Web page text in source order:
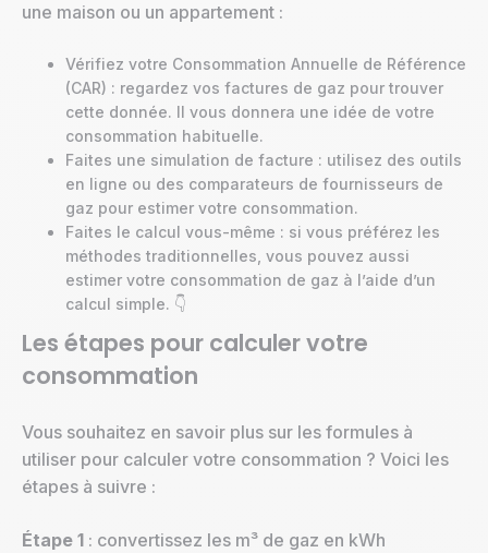
une maison ou un appartement :
Vérifiez votre Consommation Annuelle de Référence
(CAR) : regardez vos factures de gaz pour trouver
cette donnée. Il vous donnera une idée de votre
consommation habituelle.
Faites une simulation de facture : utilisez des outils
en ligne ou des comparateurs de fournisseurs de
gaz pour estimer votre consommation.
Faites le calcul vous-même : si vous préférez les
méthodes traditionnelles, vous pouvez aussi
estimer votre consommation de gaz à l’aide d’un
calcul simple. 👇
Les étapes pour calculer votre
consommation
Vous souhaitez en savoir plus sur les formules à
utiliser pour calculer votre consommation ? Voici les
étapes à suivre :
Étape 1 : convertissez les m³ de gaz en kWh